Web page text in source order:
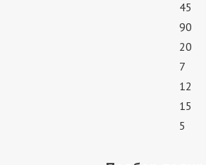
45
90
20
7
12
15
5